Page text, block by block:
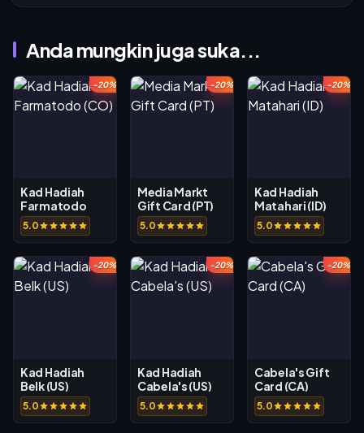
Anda mungkin juga suka...
-20%
Kad Hadiah
Farmatodo
(CO)
5.0
-20%
Media Markt
Gift Card (PT)
5.0
-20%
Kad Hadiah
Matahari (ID)
5.0
-20%
Kad Hadiah
Belk (US)
5.0
-20%
Kad Hadiah
Cabela's (US)
5.0
-20%
Cabela's Gift
Card (CA)
5.0